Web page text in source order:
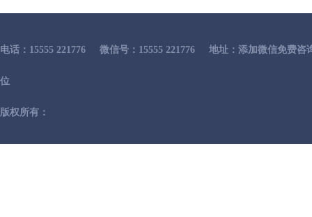
电话：15555 221776 微信号：15555 221776 地址：添加微信免费咨
位
版权所有：